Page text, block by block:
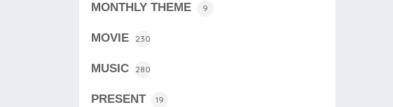
MONTHLY THEME 9
MOVIE 230
MUSIC 280
PRESENT 19